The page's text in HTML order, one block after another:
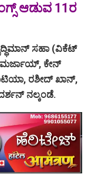
ಆಡುವ 11ರ
ಸಹಾ (ವಿಕೆಟ್
ಕೇನ್
ರಶೀದ್ ಖಾನ್,
ನಲ್ಕಂಡೆ.